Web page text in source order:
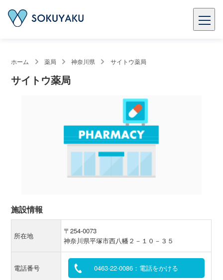
ホーム 薬局 神奈川県 サイトウ薬局
サイトウ薬局
施設情報
所在地
〒254-0073
神奈川県平塚市西八幡２－１０－３５
電話番号 0463-22-0086：電話をかける